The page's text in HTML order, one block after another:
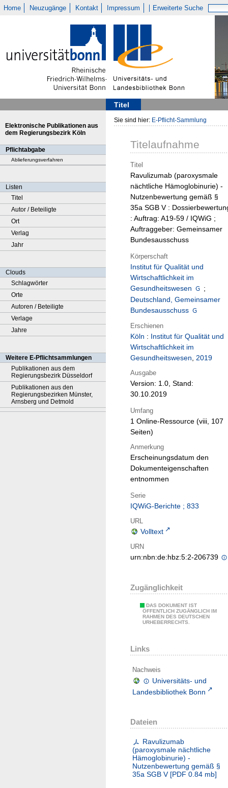
Home Neuzugänge Kontakt Impressum Erweiterte Suche
Titel
Elektronische Publikationen aus
dem Regierungsbezirk Köln
Pflichtabgabe
Ablieferungsverfahren
Listen
Titel
Autor / Beteiligte
Ort
Verlag
Jahr
Clouds
Schlagwörter
Orte
Autoren / Beteiligte
Verlage
Jahre
Weitere E-Pflichtsammlungen
Publikationen aus dem
Regierungsbezirk Düsseldorf
Publikationen aus den
Regierungsbezirken Münster,
Arnsberg und Detmold
Sie sind hier: E-Pflicht-Sammlung
Titelaufnahme
Titel
Ravulizumab (paroxysmale
nächtliche Hämoglobinurie) -
Nutzenbewertung gemäß §
35a SGB V :
: Auftrag: A19-59 / IQWiG ;
Auftraggeber: Gemeinsamer
Bundesausschuss
Körperschaft
Institut für Qualität und
Wirtschaftlichkeit im
Gesundheitswesen
;
Deutschland, Gemeinsamer
Bundesausschuss
Erschienen
Köln : Institut für Qualität und
Wirtschaftlichkeit im
Gesundheitswesen, 2019
Ausgabe
Version: 1.0, Stand:
30.10.2019
Umfang
1 Online-Ressource (viii, 107
Seiten)
Anmerkung
Erscheinungsdatum den
Dokumenteigenschaften
entnommen
Serie
IQWiG-Berichte ; 833
URL
Volltext
URN
urn:nbn:de:hbz:5:2-206739
Zugänglichkeit
DAS DOKUMENT IST
ÖFFENTLICH ZUGÄNGLICH IM
RAHMEN DES DEUTSCHEN
URHEBERRECHTS.
Links
Nachweis
Universitäts- und
Landesbibliothek Bonn
Dateien
Ravulizumab
(paroxysmale nächtliche
Hämoglobinurie) -
Nutzenbewertung gemäß §
35a SGB V[PDF 0.84 mb]